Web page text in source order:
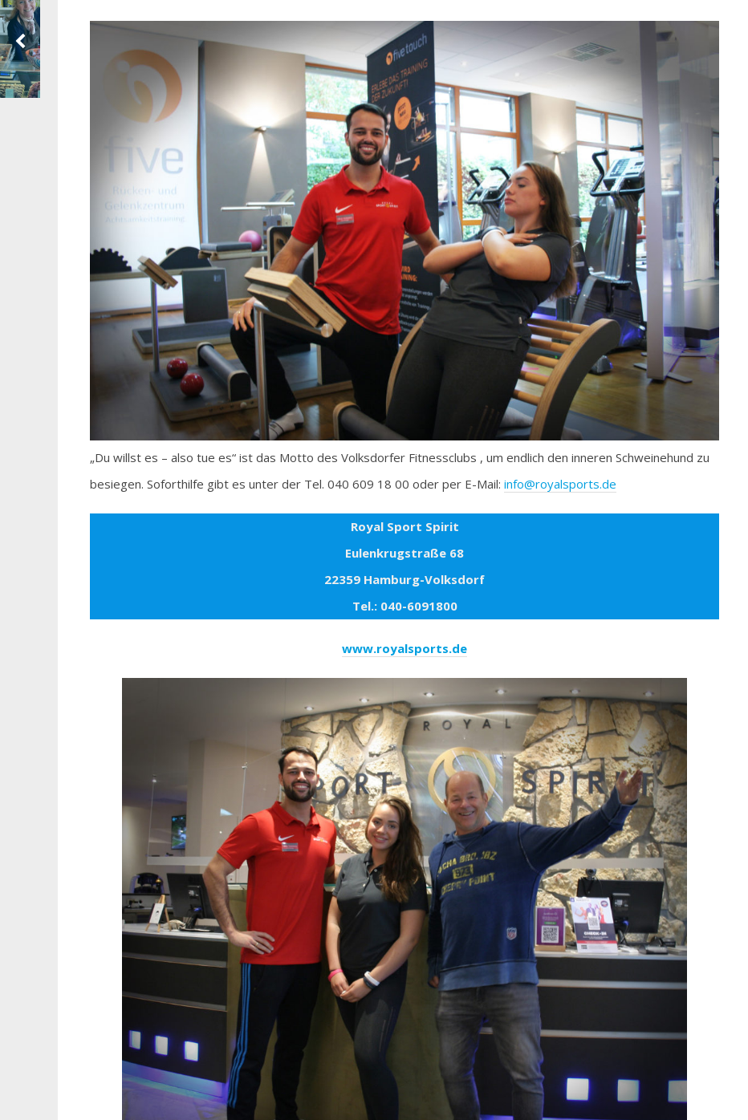
„Du willst es – also tue es“ ist das Motto des Volksdorfer Fitnessclubs , um endlich den inneren Schweinehund zu
besiegen. Soforthilfe gibt es unter der Tel. 040 609 18 00 oder per E-Mail: info@royalsports.de
Royal Sport Spirit
Eulenkrugstraße 68
22359 Hamburg-Volksdorf
Tel.: 040-6091800
www.royalsports.de